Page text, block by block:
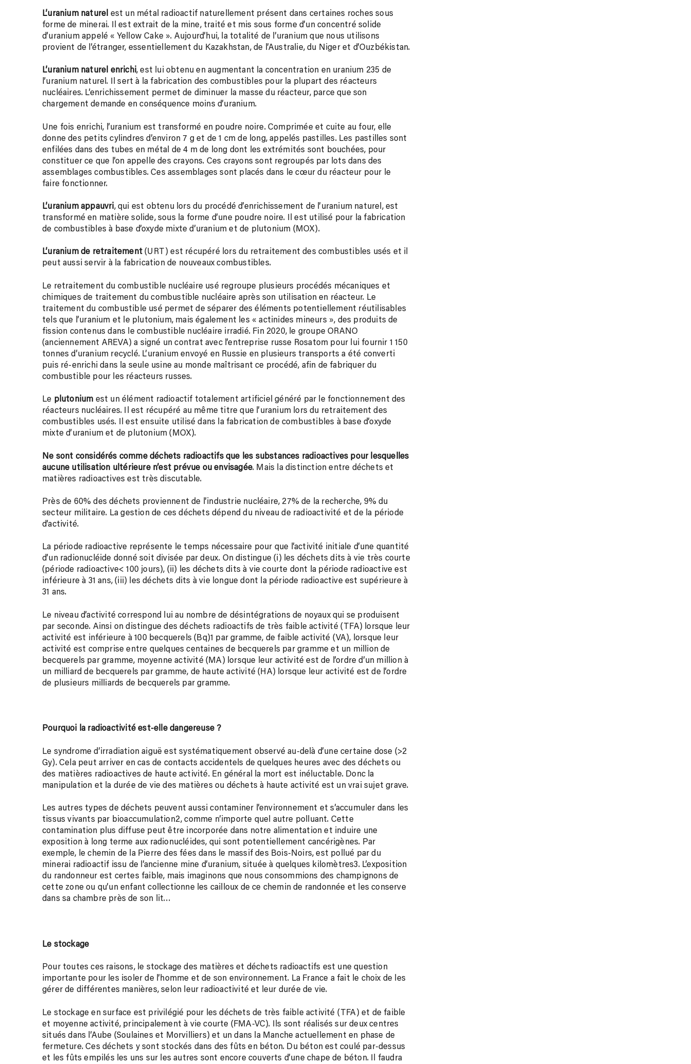
L’uranium naturel est un métal radioactif naturellement présent dans certaines roches sous
forme de minerai. Il est extrait de la mine, traité et mis sous forme d’un concentré solide
d’uranium appelé « Yellow Cake ». Aujourd’hui, la totalité de l’uranium que nous utilisons
provient de l’étranger, essentiellement du Kazakhstan, de l’Australie, du Niger et d’Ouzbékistan.
L’uranium naturel enrichi, est lui obtenu en augmentant la concentration en uranium 235 de
l’uranium naturel. Il sert à la fabrication des combustibles pour la plupart des réacteurs
nucléaires. L’enrichissement permet de diminuer la masse du réacteur, parce que son
chargement demande en conséquence moins d’uranium.
Une fois enrichi, l’uranium est transformé en poudre noire. Comprimée et cuite au four, elle
donne des petits cylindres d’environ 7 g et de 1 cm de long, appelés pastilles. Les pastilles sont
enfilées dans des tubes en métal de 4 m de long dont les extrémités sont bouchées, pour
constituer ce que l’on appelle des crayons. Ces crayons sont regroupés par lots dans des
assemblages combustibles. Ces assemblages sont placés dans le cœur du réacteur pour le
faire fonctionner.
L’uranium appauvri, qui est obtenu lors du procédé d’enrichissement de l’uranium naturel, est
transformé en matière solide, sous la forme d’une poudre noire. Il est utilisé pour la fabrication
de combustibles à base d’oxyde mixte d’uranium et de plutonium (MOX).
L’uranium de retraitement(URT) est récupéré lors du retraitement des combustibles usés et il
peut aussi servir à la fabrication de nouveaux combustibles.
Le retraitement du combustible nucléaire usé regroupe plusieurs procédés mécaniques et
chimiques de traitement du combustible nucléaire après son utilisation en réacteur. Le
traitement du combustible usé permet de séparer des éléments potentiellement réutilisables
tels que l’uranium et le plutonium, mais également les « actinides mineurs », des produits de
fission contenus dans le combustible nucléaire irradié. Fin 2020, le groupe ORANO
(anciennement AREVA) a signé un contrat avec l’entreprise russe Rosatom pour lui fournir 1 150
tonnes d’uranium recyclé. L’uranium envoyé en Russie en plusieurs transports a été converti
puis ré-enrichi dans la seule usine au monde maîtrisant ce procédé, afin de fabriquer du
combustible pour les réacteurs russes.
Le plutonium est un élément radioactif totalement artificiel généré par le fonctionnement des
réacteurs nucléaires. Il est récupéré au même titre que l’uranium lors du retraitement des
combustibles usés. Il est ensuite utilisé dans la fabrication de combustibles à base d’oxyde
mixte d’uranium et de plutonium (MOX).
Ne sont considérés comme déchets radioactifs que les substances radioactives pour lesquelles
aucune utilisation ultérieure n’est prévue ou envisagée. Mais la distinction entre déchets et
matières radioactives est très discutable.
Près de 60% des déchets proviennent de l’industrie nucléaire, 27% de la recherche, 9% du
secteur militaire. La gestion de ces déchets dépend du niveau de radioactivité et de la période
d’activité.
La période radioactive représente le temps nécessaire pour que l’activité initiale d’une quantité
d’un radionucléide donné soit divisée par deux. On distingue (i) les déchets dits à vie très courte
(période radioactive< 100 jours), (ii) les déchets dits à vie courte dont la période radioactive est
inférieure à 31 ans, (iii) les déchets dits à vie longue dont la période radioactive est supérieure à
31 ans.
Le niveau d’activité correspond lui au nombre de désintégrations de noyaux qui se produisent
par seconde. Ainsi on distingue des déchets radioactifs de très faible activité (TFA) lorsque leur
activité est inférieure à 100 becquerels (Bq)1 par gramme, de faible activité (VA), lorsque leur
activité est comprise entre quelques centaines de becquerels par gramme et un million de
becquerels par gramme, moyenne activité (MA) lorsque leur activité est de l’ordre d’un million à
un milliard de becquerels par gramme, de haute activité (HA) lorsque leur activité est de l’ordre
de plusieurs milliards de becquerels par gramme.
Pourquoi la radioactivité est-elle dangereuse ?
Le syndrome d’irradiation aiguë est systématiquement observé au-delà d’une certaine dose (>2
Gy). Cela peut arriver en cas de contacts accidentels de quelques heures avec des déchets ou
des matières radioactives de haute activité. En général la mort est inéluctable. Donc la
manipulation et la durée de vie des matières ou déchets à haute activité est un vrai sujet grave.
Les autres types de déchets peuvent aussi contaminer l’environnement et s’accumuler dans les
tissus vivants par bioaccumulation2, comme n’importe quel autre polluant. Cette
contamination plus diffuse peut être incorporée dans notre alimentation et induire une
exposition à long terme aux radionucléides, qui sont potentiellement cancérigènes. Par
exemple, le chemin de la Pierre des fées dans le massif des Bois-Noirs, est pollué par du
minerai radioactif issu de l’ancienne mine d’uranium, située à quelques kilomètres3. L’exposition
du randonneur est certes faible, mais imaginons que nous consommions des champignons de
cette zone ou qu’un enfant collectionne les cailloux de ce chemin de randonnée et les conserve
dans sa chambre près de son lit…
Le stockage
Pour toutes ces raisons, le stockage des matières et déchets radioactifs est une question
importante pour les isoler de l’homme et de son environnement. La France a fait le choix de les
gérer de différentes manières, selon leur radioactivité et leur durée de vie.
Le stockage en surface est privilégié pour les déchets de très faible activité (TFA) et de faible
et moyenne activité, principalement à vie courte (FMA-VC). Ils sont réalisés sur deux centres
situés dans l’Aube (Soulaines et Morvilliers) et un dans la Manche actuellement en phase de
fermeture. Ces déchets y sont stockés dans des fûts en béton. Du béton est coulé par-dessus
et les fûts empilés les uns sur les autres sont encore couverts d’une chape de béton. Il faudra